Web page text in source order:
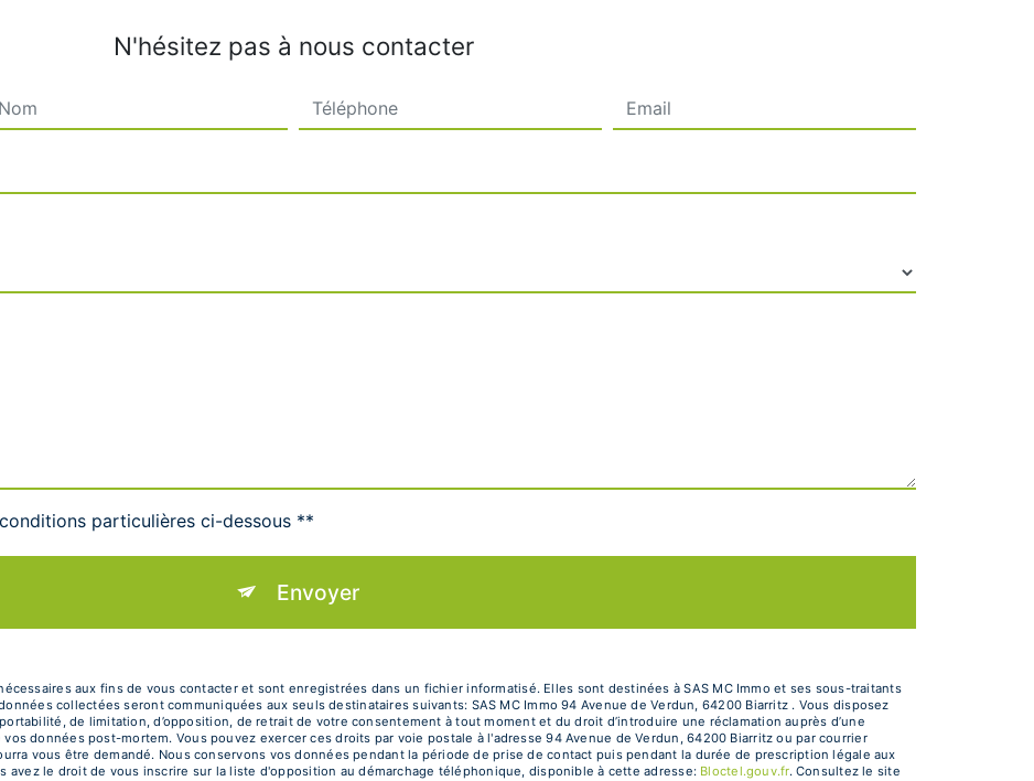
N'hésitez pas à nous contacter
particulières ci-dessous **
Envoyer
aux fins de vous contacter et sont enregistrées dans un fichier informatisé. Elles sont destinées à SAS MC Immo et ses sous-traitants
collectées seront communiquées aux seuls destinataires suivants: SAS MC Immo 94 Avenue de Verdun, 64200 Biarritz . Vous disposez
de limitation, d’opposition, de retrait de votre consentement à tout moment et du droit d’introduire une réclamation auprès d’une
données post-mortem. Vous pouvez exercer ces droits par voie postale à l'adresse 94 Avenue de Verdun, 64200 Biarritz ou par courrier
vous être demandé. Nous conservons vos données pendant la période de prise de contact puis pendant la durée de prescription légale aux
le droit de vous inscrire sur la liste d'opposition au démarchage téléphonique, disponible à cette adresse:
Bloctel.gouv.fr. Consultez le site